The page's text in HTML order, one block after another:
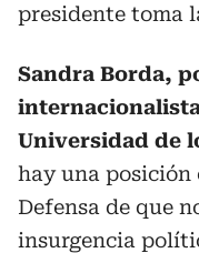
presidente toma
Sandra Borda,
Universidad de
hay una
Defensa de que
insurgencia